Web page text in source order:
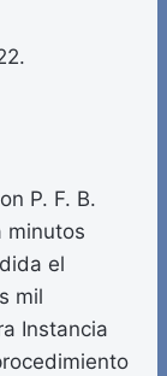
P. F. B.
minutos
el
mil
Instancia